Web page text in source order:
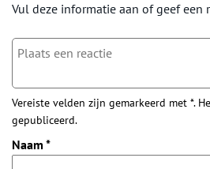
Vul deze informatie aan of geef een
Vereiste velden zijn gemarkeerd met *.
gepubliceerd.
Naam *